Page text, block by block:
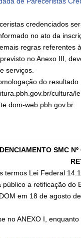
credenciados
no ato da
regras
no Anexo III,
serviços.
do
cultura/
dom-web.pbh.gov.br.
SMC
termos Lei Federal
a retificação do
em 18 de agosto
no ANEXO I,